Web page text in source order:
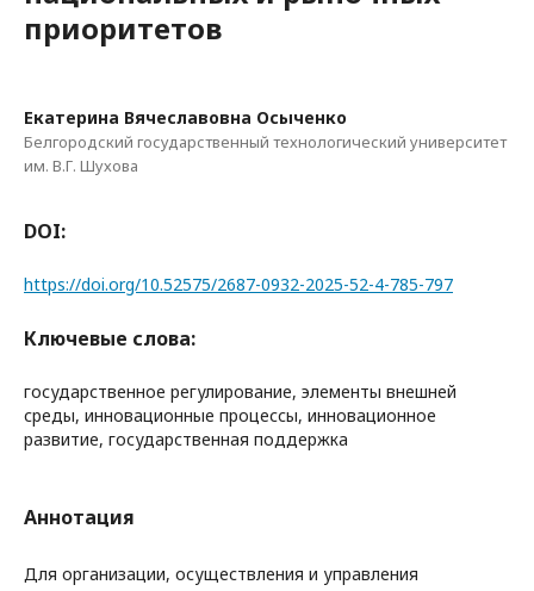
приоритетов
Екатерина Вячеславовна Осыченко
Белгородский государственный технологический университет
им. В.Г. Шухова
DOI:
https://doi.org/10.52575/2687-0932-2025-52-4-785-797
Ключевые слова:
государственное регулирование, элементы внешней
среды, инновационные процессы, инновационное
развитие, государственная поддержка
Аннотация
Для организации, осуществления и управления